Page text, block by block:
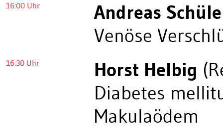
16:00 Uhr
Andreas
Venöse
16:30 Uhr Horst Helbig
Diabetes
Makulaödem